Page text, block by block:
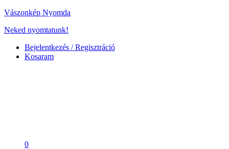
Vászonkép Nyomda
Neked nyomtatunk!
Bejelentkezés / Regisztráció
Kosaram
0